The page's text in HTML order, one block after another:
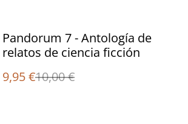
%
Pandorum 7 - Antología de
relatos de ciencia ficción
9,95 €10,00 €